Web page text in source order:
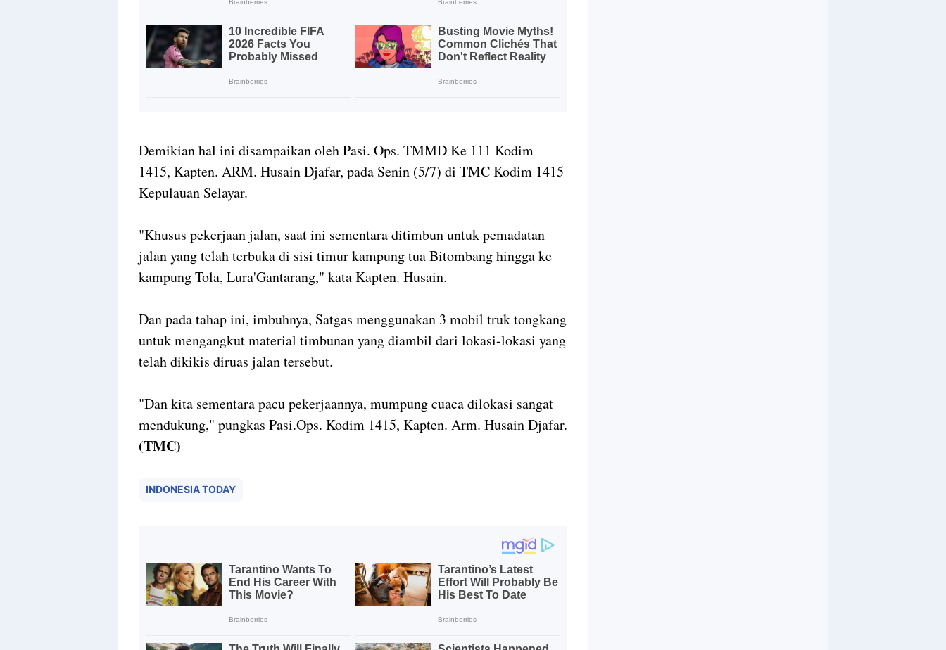
Demikian hal ini disampaikan oleh Pasi. Ops. TMMD Ke 111 Kodim
1415, Kapten. ARM. Husain Djafar, pada Senin (5/7) di TMC Kodim 1415
Kepulauan Selayar.
"Khusus pekerjaan jalan, saat ini sementara ditimbun untuk pemadatan
jalan yang telah terbuka di sisi timur kampung tua Bitombang hingga ke
kampung Tola, Lura'Gantarang," kata Kapten. Husain.
Dan pada tahap ini, imbuhnya, Satgas menggunakan 3 mobil truk tongkang
untuk mengangkut material timbunan yang diambil dari lokasi-lokasi yang
telah dikikis diruas jalan tersebut.
"Dan kita sementara pacu pekerjaannya, mumpung cuaca dilokasi sangat
mendukung," pungkas Pasi.Ops. Kodim 1415, Kapten. Arm. Husain Djafar.
(TMC)
INDONESIA TODAY